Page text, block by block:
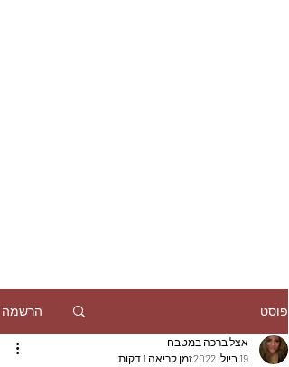
פוסט הרשמה
אצל ברכה במטבח
19 ביולי 2022
זמן קריאה 1 דקות